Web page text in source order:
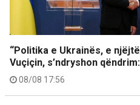
“Politika e Ukrainës, e
Vuçiçin, s’ndryshon
08/08 17:56